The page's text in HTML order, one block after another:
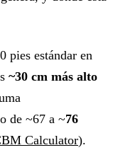
pies estándar en
~30 cm más alto
de ~67 a ~76
Calculator).